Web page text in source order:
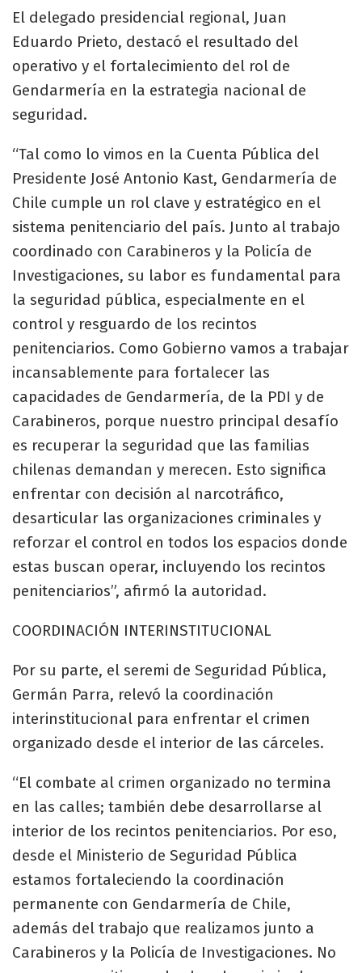
El delegado presidencial regional, Juan
Eduardo Prieto, destacó el resultado del
operativo y el fortalecimiento del rol de
Gendarmería en la estrategia nacional de
seguridad.
“Tal como lo vimos en la Cuenta Pública del
Presidente José Antonio Kast, Gendarmería de
Chile cumple un rol clave y estratégico en el
sistema penitenciario del país. Junto al trabajo
coordinado con Carabineros y la Policía de
Investigaciones, su labor es fundamental para
la seguridad pública, especialmente en el
control y resguardo de los recintos
penitenciarios. Como Gobierno vamos a trabajar
incansablemente para fortalecer las
capacidades de Gendarmería, de la PDI y de
Carabineros, porque nuestro principal desafío
es recuperar la seguridad que las familias
chilenas demandan y merecen. Esto significa
enfrentar con decisión al narcotráfico,
desarticular las organizaciones criminales y
reforzar el control en todos los espacios donde
estas buscan operar, incluyendo los recintos
penitenciarios”, afirmó la autoridad.
COORDINACIÓN INTERINSTITUCIONAL
Por su parte, el seremi de Seguridad Pública,
Germán Parra, relevó la coordinación
interinstitucional para enfrentar el crimen
organizado desde el interior de las cárceles.
“El combate al crimen organizado no termina
en las calles; también debe desarrollarse al
interior de los recintos penitenciarios. Por eso,
desde el Ministerio de Seguridad Pública
estamos fortaleciendo la coordinación
permanente con Gendarmería de Chile,
además del trabajo que realizamos junto a
Carabineros y la Policía de Investigaciones. No